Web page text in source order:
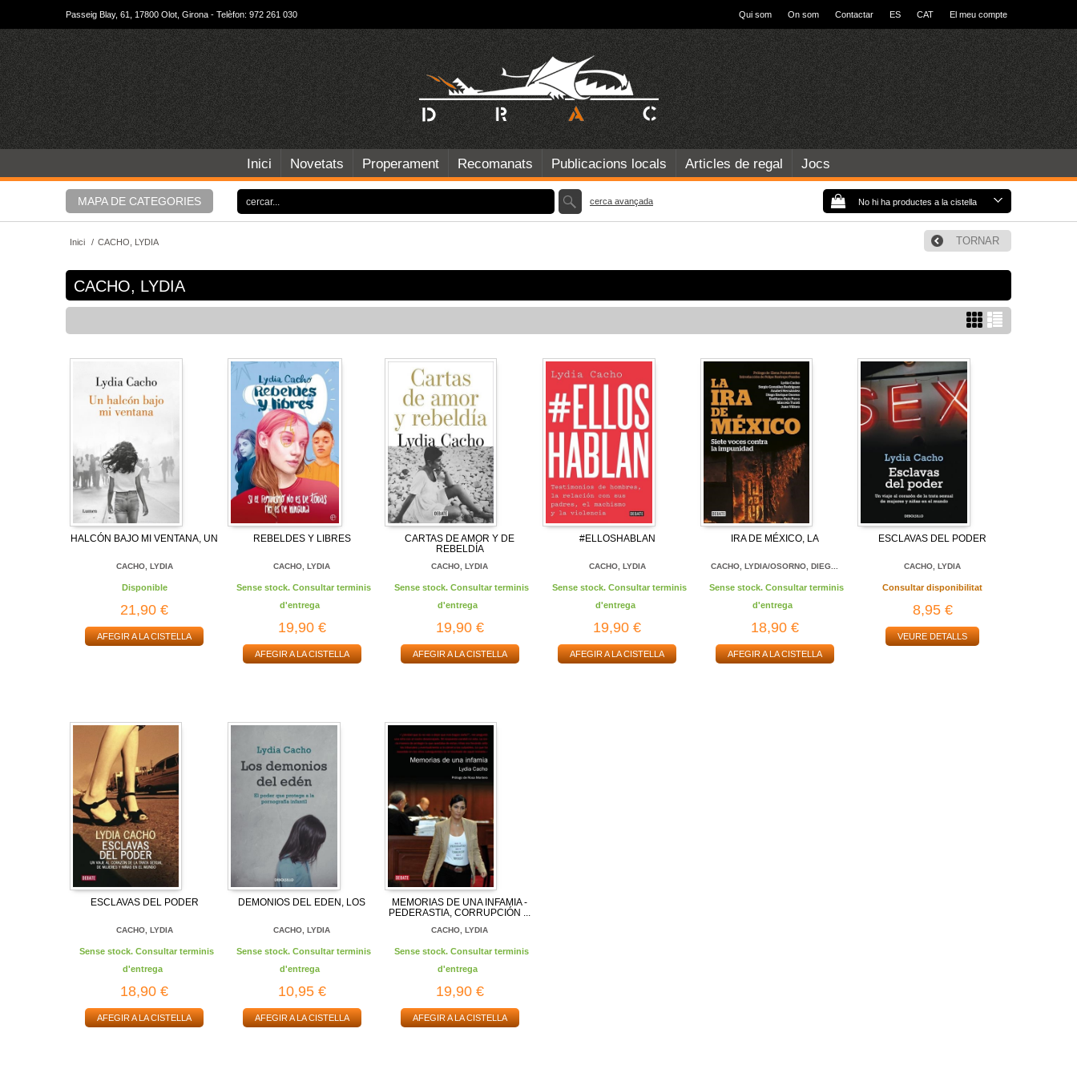
Passeig Blay, 61, 17800 Olot, Girona - Telèfon: 972 261 030 Qui som On som Contactar ES CAT El meu compte
Inici Novetats Properament Recomanats Publicacions locals Articles de regal Jocs
MAPA DE CATEGORIES No hi ha productes a la cistella
cerca avançada
Inici / CACHO, LYDIA TORNAR
CACHO, LYDIA
HALCÓN BAJO MI VENTANA, UN
CACHO, LYDIA
Disponible
21,90 €
AFEGIR A LA CISTELLA
REBELDES Y LIBRES
CACHO, LYDIA
Sense stock. Consultar terminis
d'entrega
19,90 €
AFEGIR A LA CISTELLA
CARTAS DE AMOR Y DE
REBELDÍA
CACHO, LYDIA
Sense stock. Consultar terminis
d'entrega
19,90 €
AFEGIR A LA CISTELLA
#ELLOSHABLAN
CACHO, LYDIA
Sense stock. Consultar terminis
d'entrega
19,90 €
AFEGIR A LA CISTELLA
IRA DE MÉXICO, LA
CACHO, LYDIA/OSORNO, DIEG...
Sense stock. Consultar terminis
d'entrega
18,90 €
AFEGIR A LA CISTELLA
ESCLAVAS DEL PODER
CACHO, LYDIA
Consultar disponibilitat
8,95 €
VEURE DETALLS
ESCLAVAS DEL PODER
CACHO, LYDIA
Sense stock. Consultar terminis
d'entrega
18,90 €
AFEGIR A LA CISTELLA
DEMONIOS DEL EDEN, LOS
CACHO, LYDIA
Sense stock. Consultar terminis
d'entrega
10,95 €
AFEGIR A LA CISTELLA
MEMORIAS DE UNA INFAMIA -
PEDERASTIA, CORRUPCIÓN ...
CACHO, LYDIA
Sense stock. Consultar terminis
d'entrega
19,90 €
AFEGIR A LA CISTELLA